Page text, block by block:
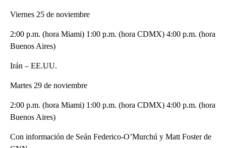
Viernes 25 de noviembre
2:00 p.m. (hora Miami) 1:00 p.m. (hora CDMX) 4:00 p.m. (hora
Buenos Aires)
Irán – EE.UU.
Martes 29 de noviembre
2:00 p.m. (hora Miami) 1:00 p.m. (hora CDMX) 4:00 p.m. (hora
Buenos Aires)
Con información de Seán Federico-O’Murchú y Matt Foster de